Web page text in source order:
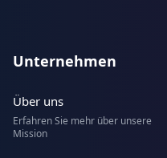
Unternehmen
Über uns
Erfahren Sie mehr über unsere
Mission